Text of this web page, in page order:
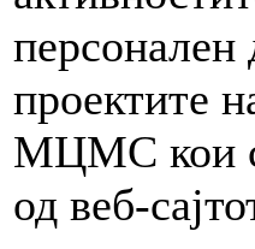
персонален
проектите
МЦМС кои се
од веб-